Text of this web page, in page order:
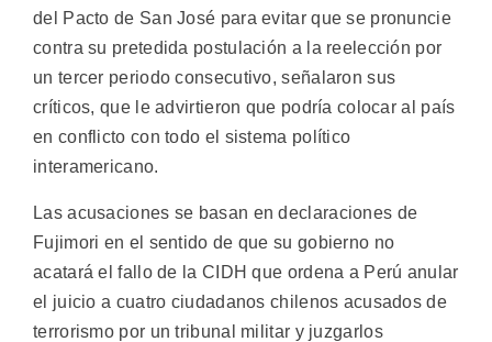
del Pacto de San José para evitar que se pronuncie
contra su pretedida postulación a la reelección por
un tercer periodo consecutivo, señalaron sus
críticos, que le advirtieron que podría colocar al país
en conflicto con todo el sistema político
interamericano.
Las acusaciones se basan en declaraciones de
Fujimori en el sentido de que su gobierno no
acatará el fallo de la CIDH que ordena a Perú anular
el juicio a cuatro ciudadanos chilenos acusados de
terrorismo por un tribunal militar y juzgarlos